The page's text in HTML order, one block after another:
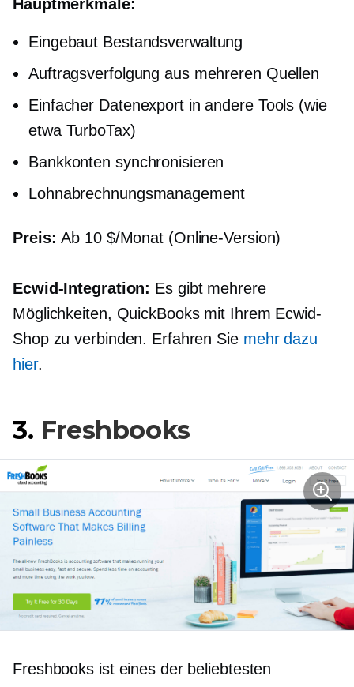
Hauptmerkmale:
Eingebaut Bestandsverwaltung
Auftragsverfolgung aus mehreren Quellen
Einfacher Datenexport in andere Tools (wie
etwa TurboTax)
Bankkonten synchronisieren
Lohnabrechnungsmanagement
Preis:Ab 10 $/Monat (Online-Version)
Ecwid-Integration: Es gibt mehrere
Möglichkeiten, QuickBooks mit Ihrem Ecwid-
Shop zu verbinden. Erfahren Sie mehr dazu
hier.
3. Freshbooks
Freshbooks ist eines der beliebtesten